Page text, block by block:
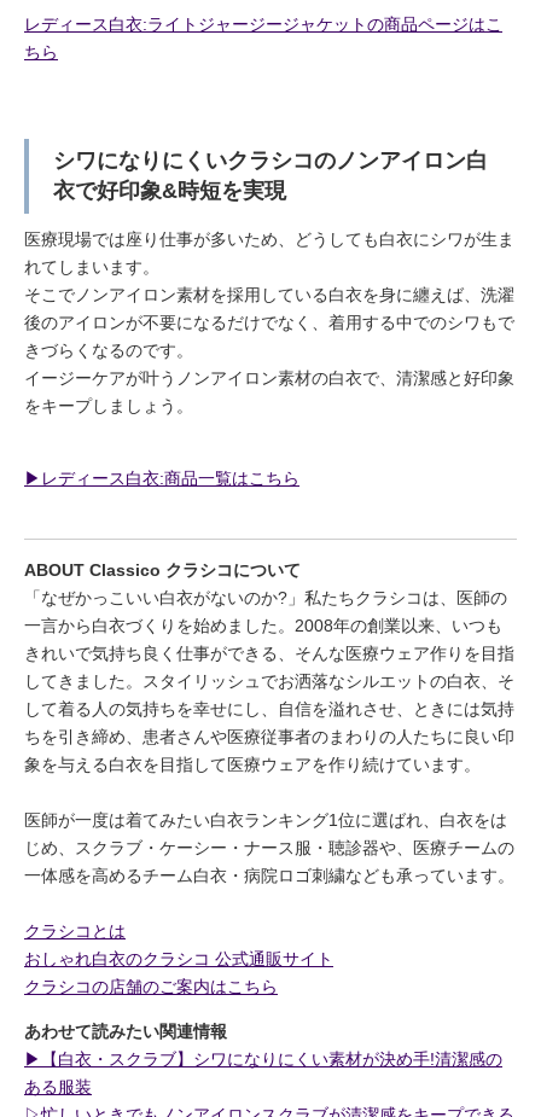
レディース白衣:ライトジャージージャケットの商品ページはこ
ちら
シワになりにくいクラシコのノンアイロン白
衣で好印象&時短を実現
医療現場では座り仕事が多いため、どうしても白衣にシワが生ま
れてしまいます。
そこでノンアイロン素材を採用している白衣を身に纏えば、洗濯
後のアイロンが不要になるだけでなく、着用する中でのシワもで
きづらくなるのです。
イージーケアが叶うノンアイロン素材の白衣で、清潔感と好印象
をキープしましょう。
▶︎レディース白衣:商品一覧はこちら
ABOUT Classico クラシコについて
「なぜかっこいい白衣がないのか?」私たちクラシコは、医師の
一言から白衣づくりを始めました。2008年の創業以来、いつも
きれいで気持ち良く仕事ができる、そんな医療ウェア作りを目指
してきました。スタイリッシュでお洒落なシルエットの白衣、そ
して着る人の気持ちを幸せにし、自信を溢れさせ、ときには気持
ちを引き締め、患者さんや医療従事者のまわりの人たちに良い印
象を与える白衣を目指して医療ウェアを作り続けています。
医師が一度は着てみたい白衣ランキング1位に選ばれ、白衣をは
じめ、スクラブ・ケーシー・ナース服・聴診器や、医療チームの
一体感を高めるチーム白衣・病院ロゴ刺繍なども承っています。
クラシコとは
おしゃれ白衣のクラシコ 公式通販サイト
クラシコの店舗のご案内はこちら
あわせて読みたい関連情報
▶︎【白衣・スクラブ】シワになりにくい素材が決め手!清潔感の
ある服装